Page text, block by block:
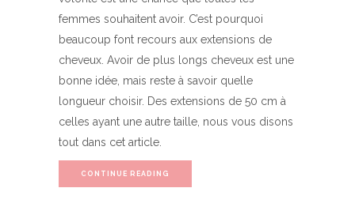
femmes souhaitent avoir. C’est pourquoi
beaucoup font recours aux extensions de
cheveux. Avoir de plus longs cheveux est une
bonne idée, mais reste à savoir quelle
longueur choisir. Des extensions de 50 cm à
celles ayant une autre taille, nous vous disons
tout dans cet article.
CONTINUE READING